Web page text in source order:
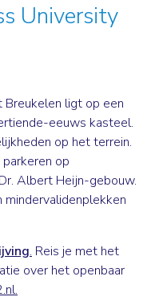
University
Breukelen ligt op een
eeuws kasteel.
op het terrein.
op
Albert Heijn-gebouw.
. Reis je met het
over het openbaar